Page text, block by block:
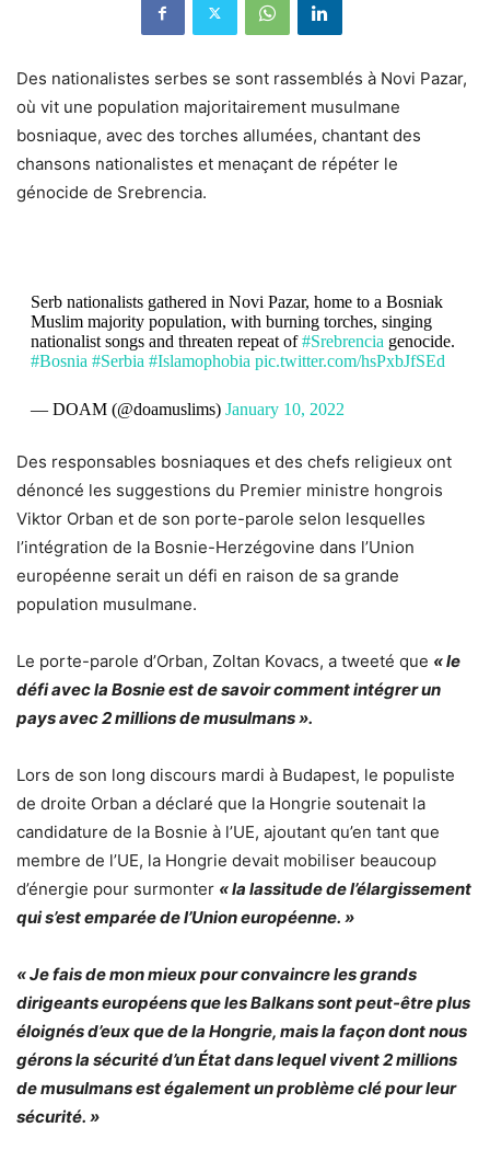
Des nationalistes serbes se sont rassemblés à Novi Pazar,
où vit une population majoritairement musulmane
bosniaque, avec des torches allumées, chantant des
chansons nationalistes et menaçant de répéter le
génocide de Srebrencia.
Serb nationalists gathered in Novi Pazar, home to a Bosniak
Muslim majority population, with burning torches, singing
nationalist songs and threaten repeat of#Srebrencia genocide.
#Bosnia #Serbia #Islamophobia pic.twitter.com/hsPxbJfSEd
— DOAM (@doamuslims) January 10, 2022
Des responsables bosniaques et des chefs religieux ont
dénoncé les suggestions du Premier ministre hongrois
Viktor Orban et de son porte-parole selon lesquelles
l’intégration de la Bosnie-Herzégovine dans l’Union
européenne serait un défi en raison de sa grande
population musulmane.
Le porte-parole d’Orban, Zoltan Kovacs, a tweeté que « le
défi avec la Bosnie est de savoir comment intégrer un
pays avec 2 millions de musulmans ».
Lors de son long discours mardi à Budapest, le populiste
de droite Orban a déclaré que la Hongrie soutenait la
candidature de la Bosnie à l’UE, ajoutant qu’en tant que
membre de l’UE, la Hongrie devait mobiliser beaucoup
d’énergie pour surmonter « la lassitude de l’élargissement
qui s’est emparée de l’Union européenne. »
« Je fais de mon mieux pour convaincre les grands
dirigeants européens que les Balkans sont peut-être plus
éloignés d’eux que de la Hongrie, mais la façon dont nous
gérons la sécurité d’un État dans lequel vivent 2 millions
de musulmans est également un problème clé pour leur
sécurité. »